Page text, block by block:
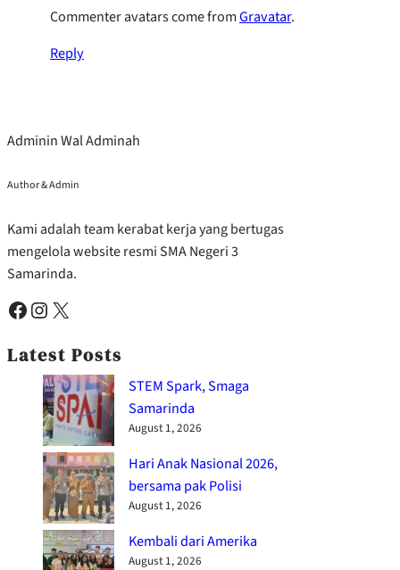
Commenter avatars come fromGravatar.
Reply
Adminin Wal Adminah
Author & Admin
Kami adalah team kerabat kerja yang bertugas
mengelola website resmi SMA Negeri 3
Samarinda.
Facebook Instagram X
Latest Posts
STEM Spark, Smaga
Samarinda
August 1, 2026
Hari Anak Nasional 2026,
bersama pak Polisi
August 1, 2026
Kembali dari Amerika
August 1, 2026